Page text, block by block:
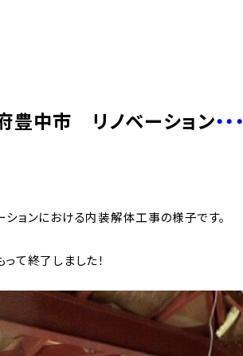
豊中市 リノベーション・・・
ションにおける内装解体工事の様子です。
て終了しました！